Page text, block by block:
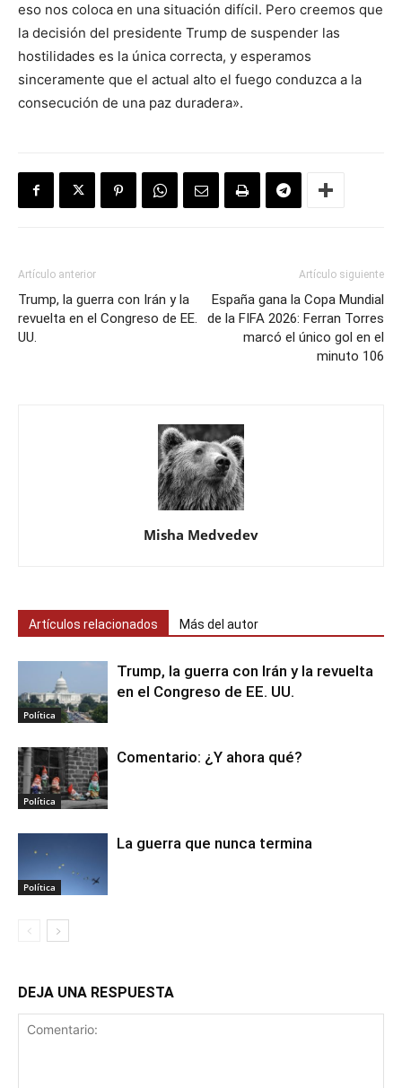
eso nos coloca en una situación difícil. Pero creemos que
la decisión del presidente Trump de suspender las
hostilidades es la única correcta, y esperamos
sinceramente que el actual alto el fuego conduzca a la
consecución de una paz duradera».
Artículo anterior
Trump, la guerra con Irán y la
revuelta en el Congreso de EE.
UU.
Artículo siguiente
España gana la Copa Mundial
de la FIFA 2026: Ferran Torres
marcó el único gol en el
minuto 106
Misha Medvedev
Artículos relacionados Más del autor
Política
Trump, la guerra con Irán y la revuelta
en el Congreso de EE. UU.
Política
Comentario: ¿Y ahora qué?
Política
La guerra que nunca termina
DEJA UNA RESPUESTA